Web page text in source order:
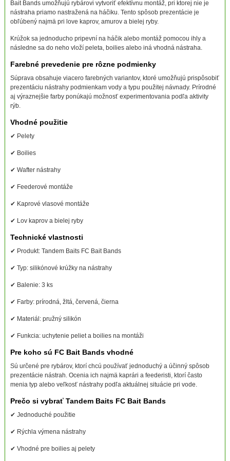
Bait Bands umožňujú rybárovi vytvoriť efektívnu montáž, pri ktorej nie je
nástraha priamo nastražená na háčiku. Tento spôsob prezentácie je
obľúbený najmä pri love kaprov, amurov a bielej ryby.
Krúžok sa jednoducho pripevní na háčik alebo montáž pomocou ihly a
následne sa do neho vloží peleta, boilies alebo iná vhodná nástraha.
Farebné prevedenie pre rôzne podmienky
Súprava obsahuje viacero farebných variantov, ktoré umožňujú prispôsobiť
prezentáciu nástrahy podmienkam vody a typu použitej návnady. Prírodné
aj výraznejšie farby ponúkajú možnosť experimentovania podľa aktivity
rýb.
Vhodné použitie
✔ Pelety
✔ Boilies
✔ Wafter nástrahy
✔ Feederové montáže
✔ Kaprové vlasové montáže
✔ Lov kaprov a bielej ryby
Technické vlastnosti
✔ Produkt: Tandem Baits FC Bait Bands
✔ Typ: silikónové krúžky na nástrahy
✔ Balenie: 3 ks
✔ Farby: prírodná, žltá, červená, čierna
✔ Materiál: pružný silikón
✔ Funkcia: uchytenie peliet a boilies na montáži
Pre koho sú FC Bait Bands vhodné
Sú určené pre rybárov, ktorí chcú používať jednoduchý a účinný spôsob
prezentácie nástrah. Ocenia ich najmä kaprári a feederisti, ktorí často
menia typ alebo veľkosť nástrahy podľa aktuálnej situácie pri vode.
Prečo si vybrať Tandem Baits FC Bait Bands
✔ Jednoduché použitie
✔ Rýchla výmena nástrahy
✔ Vhodné pre boilies aj pelety